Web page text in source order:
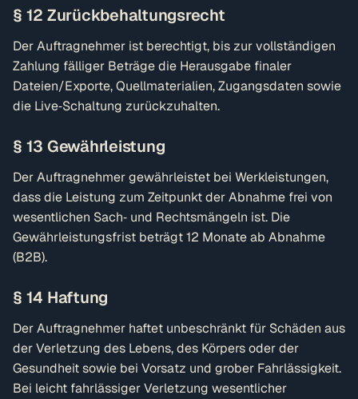
§ 12 Zurückbehaltungsrecht
Der Auftragnehmer ist berechtigt, bis zur vollständigen
Zahlung fälliger Beträge die Herausgabe finaler
Dateien/Exporte, Quellmaterialien, Zugangsdaten sowie
die Live‑Schaltung zurückzuhalten.
§ 13 Gewährleistung
Der Auftragnehmer gewährleistet bei Werkleistungen,
dass die Leistung zum Zeitpunkt der Abnahme frei von
wesentlichen Sach‑ und Rechtsmängeln ist. Die
Gewährleistungsfrist beträgt 12 Monate ab Abnahme
(B2B).
§ 14 Haftung
Der Auftragnehmer haftet unbeschränkt für Schäden aus
der Verletzung des Lebens, des Körpers oder der
Gesundheit sowie bei Vorsatz und grober Fahrlässigkeit.
Bei leicht fahrlässiger Verletzung wesentlicher